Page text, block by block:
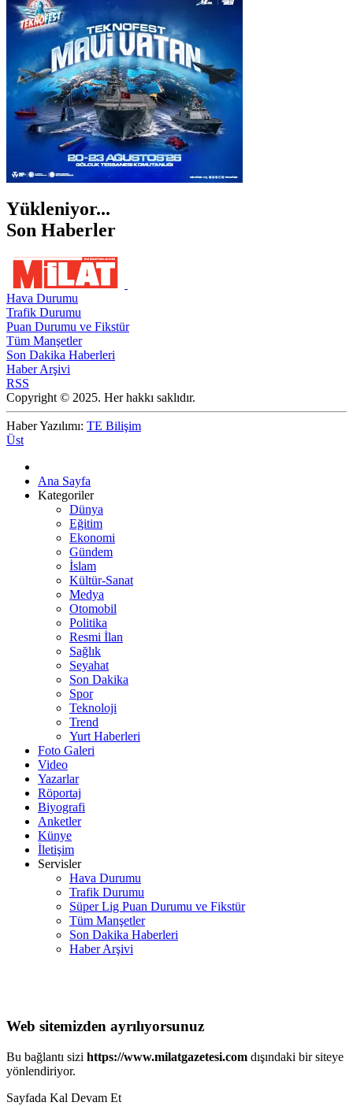
İZMİR
ŞANLIURFA
ŞIRNAK
Yükleniyor...
Son Haberler
Hava Durumu
Trafik Durumu
Puan Durumu ve Fikstür
Tüm Manşetler
Son Dakika Haberleri
Haber Arşivi
RSS
Copyright © 2025. Her hakkı saklıdır.
Haber Yazılımı: TE Bilişim
Üst
Ana Sayfa
Kategoriler
Dünya
Eğitim
Ekonomi
Gündem
İslam
Kültür-Sanat
Medya
Otomobil
Politika
Resmi İlan
Sağlık
Seyahat
Son Dakika
Spor
Teknoloji
Trend
Yurt Haberleri
Foto Galeri
Video
Yazarlar
Röportaj
Biyografi
Anketler
Künye
İletişim
Servisler
Hava Durumu
Trafik Durumu
Süper Lig Puan Durumu ve Fikstür
Tüm Manşetler
Son Dakika Haberleri
Haber Arşivi
Web sitemizden ayrılıyorsunuz
Bu bağlantı sizi https://www.milatgazetesi.com dışındaki bir siteye
yönlendiriyor.
Sayfada Kal Devam Et